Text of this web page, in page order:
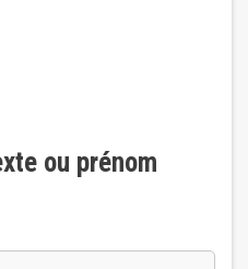
ou prénom